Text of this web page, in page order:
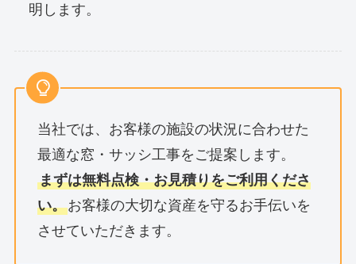
明します。
当社では、お客様の施設の状況に合わせた
最適な窓・サッシ工事をご提案します。
まずは無料点検・お見積りをご利用くださ
い。お客様の大切な資産を守るお手伝いを
させていただきます。